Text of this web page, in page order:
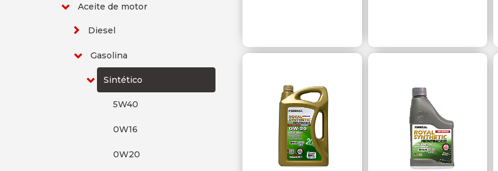
Aceite de motor
Diesel
Gasolina
Sintético
5W40
0W16
0W20